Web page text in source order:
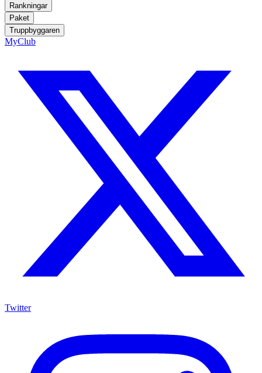
Rankningar
Paket
Truppbyggaren
MyClub
Twitter